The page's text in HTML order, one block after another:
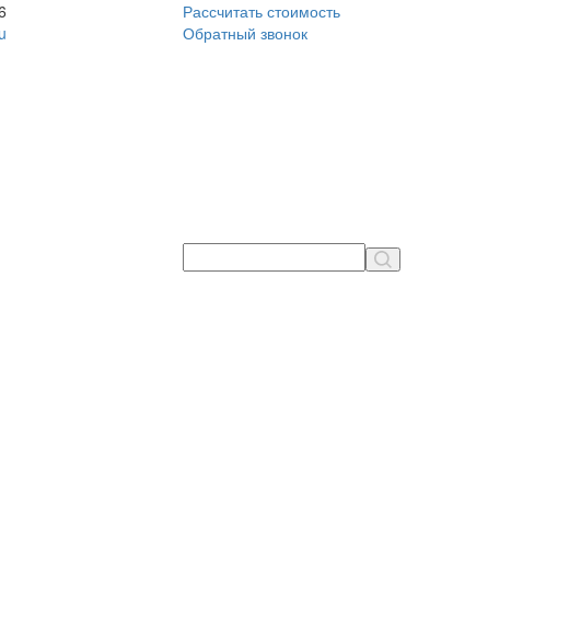
Рассчитать стоимость
Обратный звонок